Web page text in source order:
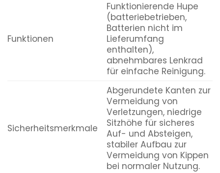
Funktionen
Funktionierende Hupe
(batteriebetrieben,
Batterien nicht im
Lieferumfang
enthalten),
abnehmbares Lenkrad
für einfache Reinigung.
Sicherheitsmerkmale
Abgerundete Kanten zur
Vermeidung von
Verletzungen, niedrige
Sitzhöhe für sicheres
Auf- und Absteigen,
stabiler Aufbau zur
Vermeidung von Kippen
bei normaler Nutzung.